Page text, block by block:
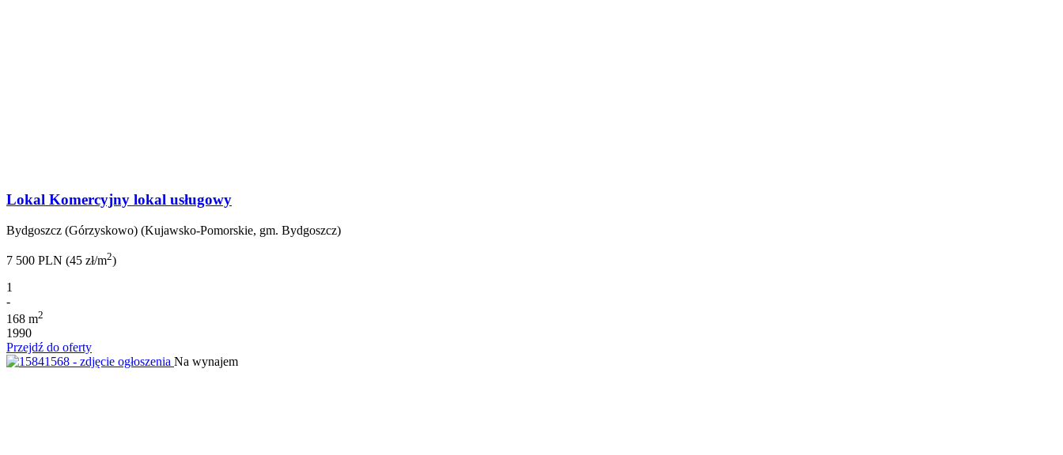
Lokal Komercyjny lokal usługowy
Bydgoszcz (Górzyskowo) (Kujawsko-Pomorskie, gm. Bydgoszcz)
7 500 PLN (45 zł/m2)
1
-
168 m2
1990
Przejdź do oferty
Na wynajem